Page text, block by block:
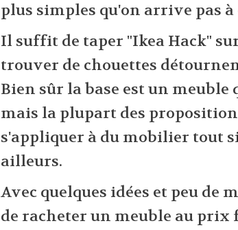
plus simples qu'on arrive pas
Il suffit de taper "Ikea Hack"
trouver de chouettes
Bien sûr la base est un meuble
mais la plupart des
s'appliquer à du mobilier tout
ailleurs.
Avec quelques idées et peu de
de racheter un meuble au prix